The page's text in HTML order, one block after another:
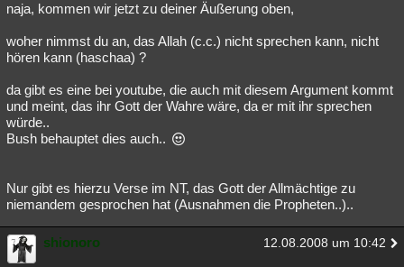
naja, kommen wir jetzt zu deiner Äußerung oben,
woher nimmst du an, das Allah (c.c.) nicht sprechen kann, nicht
hören kann (haschaa) ?
da gibt es eine bei youtube, die auch mit diesem Argument kommt
und meint, das ihr Gott der Wahre wäre, da er mit ihr sprechen
würde..
Bush behauptet dies auch..
Nur gibt es hierzu Verse im NT, das Gott der Allmächtige zu
niemandem gesprochen hat (Ausnahmen die Propheten..)..
shionoro 12.08.2008 um 10:42